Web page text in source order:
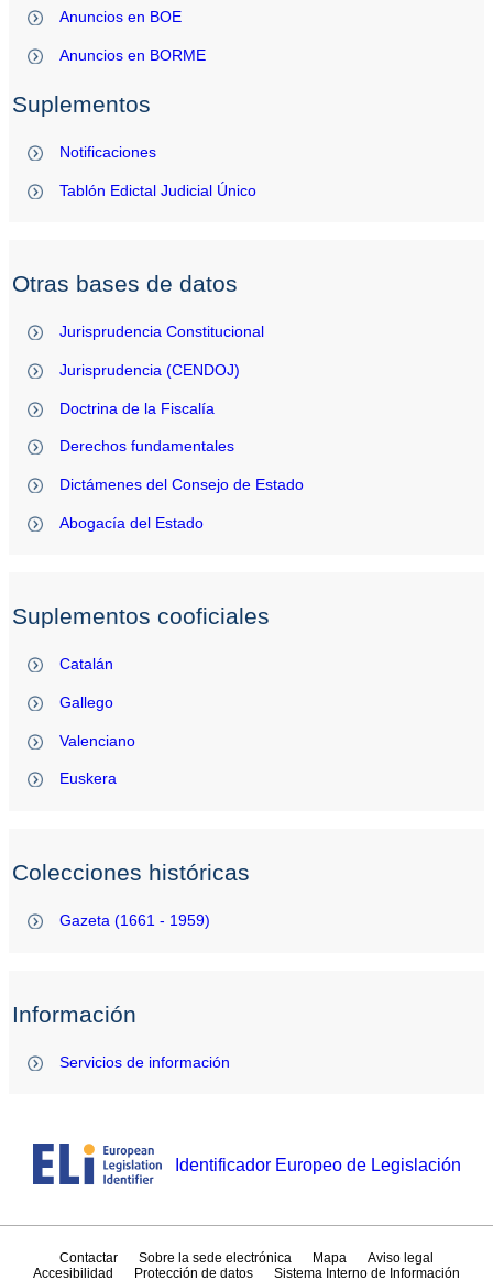
Anuncios en BOE
Anuncios en BORME
Suplementos
Notificaciones
Tablón Edictal Judicial Único
Otras bases de datos
Jurisprudencia Constitucional
Jurisprudencia (CENDOJ)
Doctrina de la Fiscalía
Derechos fundamentales
Dictámenes del Consejo de Estado
Abogacía del Estado
Suplementos cooficiales
Catalán
Gallego
Valenciano
Euskera
Colecciones históricas
Gazeta (1661 - 1959)
Información
Servicios de información
Identificador Europeo de Legislación
Contactar Sobre la sede electrónica Mapa
Aviso legal
Accesibilidad
Protección de datos Sistema Interno de Información